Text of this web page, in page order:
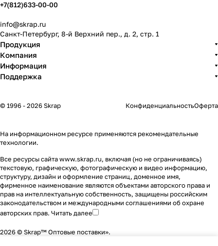
+7(812)633-00-00
info@skrap.ru
Санкт-Петербург, 8-й Верхний пер., д. 2, стр. 1
Продукция
Компания
Информация
Поддержка
© 1996 - 2026 Skrap КонфиденциальностьОферта
На информационном ресурсе применяются рекомендательные
технологии.
Все ресурсы сайта www.skrap.ru, включая (но не ограничиваясь)
текстовую, графическую, фотографическую и видео информацию,
структуру, дизайн и оформление страниц, доменное имя,
фирменное наименование являются объектами авторского права и
прав на интеллектуальную собственность, защищены российским
законодательством и международными соглашениями об охране
авторских прав. Читать далее
2026 © Skrap™ Оптовые поставки».